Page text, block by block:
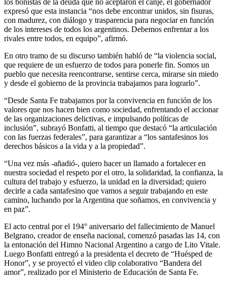
expresó que esta instancia “nos debe encontrar unidos, sin fisuras,
con madurez, con diálogo y trasparencia para negociar en función
de los intereses de todos los argentinos. Debemos enfrentar a los
rivales entre todos, en equipo”, afirmó.
En otro tramo de su discurso también habló de “la violencia social,
que requiere de un esfuerzo de todos para ponerle fin. Somos un
pueblo que necesita reencontrarse, sentirse cerca, mirarse sin miedo
y desde el gobierno de la provincia trabajamos para lograrlo”.
“Desde Santa Fe trabajamos por la convivencia en función de los
valores que nos hacen bien como sociedad, enfrentando el accionar
de las organizaciones delictivas, e impulsando políticas de
inclusión”, subrayó Bonfatti, al tiempo que destacó “la articulación
con las fuerzas federales”, para garantizar a “los santafesinos los
derechos básicos a la vida y a la propiedad”.
“Una vez más -añadió-, quiero hacer un llamado a fortalecer en
nuestra sociedad el respeto por el otro, la solidaridad, la confianza, la
cultura del trabajo y esfuerzo, la unidad en la diversidad; quiero
decirle a cada santafesino que vamos a seguir trabajando en este
camino, luchando por la Argentina que soñamos, en convivencia y
en paz”.
El acto central por el 194° aniversario del fallecimiento de Manuel
Belgrano, creador de enseña nacional, comenzó pasadas las 14, con
la entonación del Himno Nacional Argentino a cargo de Lito Vitale.
Luego Bonfatti entregó a la presidenta el decreto de “Huésped de
Honor”, y se proyectó el video clip colaborativo “Bandera del
amor”, realizado por el Ministerio de Educación de Santa Fe.